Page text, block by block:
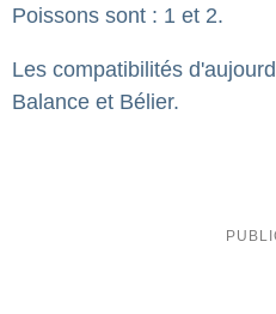
Poissons sont : 1 et 2.
Les compatibilités
Balance et Bélier.